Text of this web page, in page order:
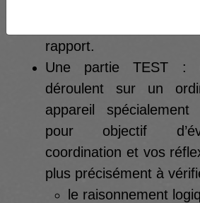
rapport.
Une partie TEST :
déroulent sur un
appareil
pour objectif
coordination et vos
plus précisément à
le raisonnement